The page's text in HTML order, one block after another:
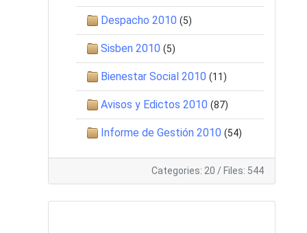
Despacho 2010 (5)
Sisben 2010 (5)
Bienestar Social 2010 (11)
Avisos y Edictos 2010 (87)
Informe de Gestión 2010 (54)
Categories: 20 / Files: 544